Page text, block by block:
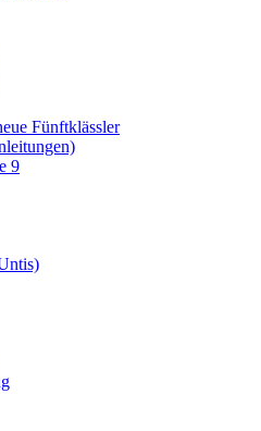
Fünftklässler
9